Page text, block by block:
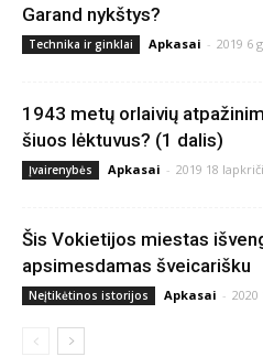
Garand nykštys?
Technika ir ginklai Apkasai - 2019 6
1943 metų orlaivių
šiuos lėktuvus? (1 dalis)
Įvairenybės Apkasai - 2019 18
Šis Vokietijos miestas
apsimesdamas šveicarišku
Neįtikėtinos istorijos Apkasai - 2020